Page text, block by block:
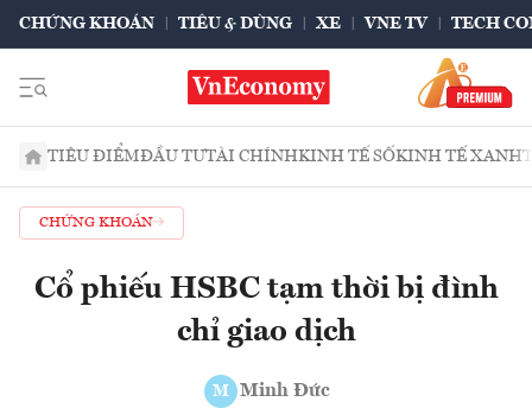
CHỨNG KHOÁN TIÊU & DÙNG XE VNE TV TECH
TIÊU ĐIỂMĐẦU TƯTÀI CHÍNHKINH TẾ SỐKINH TẾ XANH
CHỨNG KHOÁN
Cổ phiếu HSBC tạm thời bị đình
chỉ giao dịch
M Minh Đức